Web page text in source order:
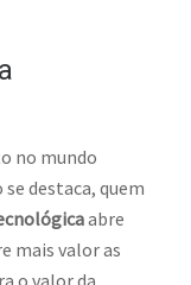
no mundo
destaca, quem
abre
mais valor as